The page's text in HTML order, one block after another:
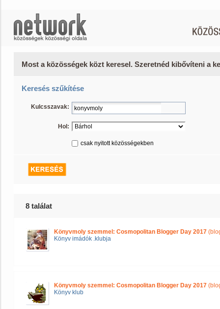
Most a közösségek közt keresel. Szeretnéd kibővíteni a
Keresés szűkítése
Kulcsszavak:
Hol:
csak nyitott közösségekben
8 találat
Könyvmoly szemmel: Cosmopolitan Blogger Day 2017
Könyv imádók .klubja
Könyvmoly szemmel: Cosmopolitan Blogger Day 2017
Könyv klub